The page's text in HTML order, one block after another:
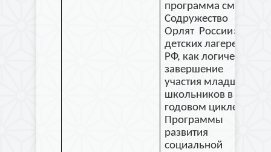
программа смен «
Содружество
Орлят России» для
детских лагерей
РФ, как логическое
завершение
участия младших
школьников в
годовом цикле
Программы
развития
социальной